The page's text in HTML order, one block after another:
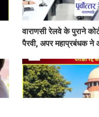
वाराणसी रेलवे के पुराने
पैरवी, अपर महाप्रबंधक ने